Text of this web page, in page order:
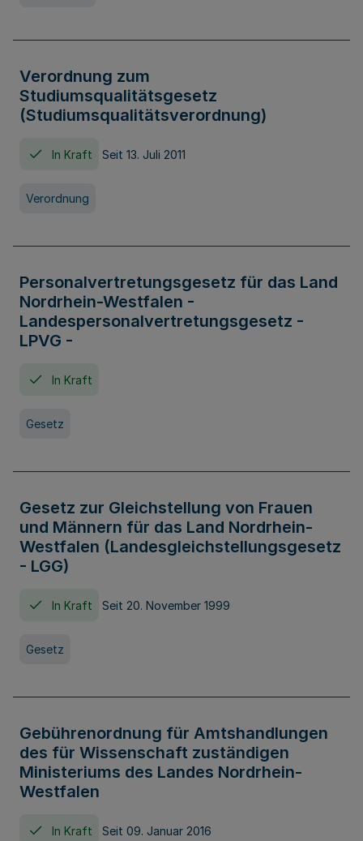
Verordnung zum
Studiumsqualitätsgesetz
(Studiumsqualitätsverordnung)
In Kraft Seit 13. Juli 2011
Verordnung
Personalvertretungsgesetz für das Land
Nordrhein-Westfalen -
Landespersonalvertretungsgesetz -
LPVG -
In Kraft
Gesetz
Gesetz zur Gleichstellung von Frauen
und Männern für das Land Nordrhein-
Westfalen (Landesgleichstellungsgesetz
- LGG)
In Kraft Seit 20. November 1999
Gesetz
Gebührenordnung für Amtshandlungen
des für Wissenschaft zuständigen
Ministeriums des Landes Nordrhein-
Westfalen
In Kraft Seit 09. Januar 2016